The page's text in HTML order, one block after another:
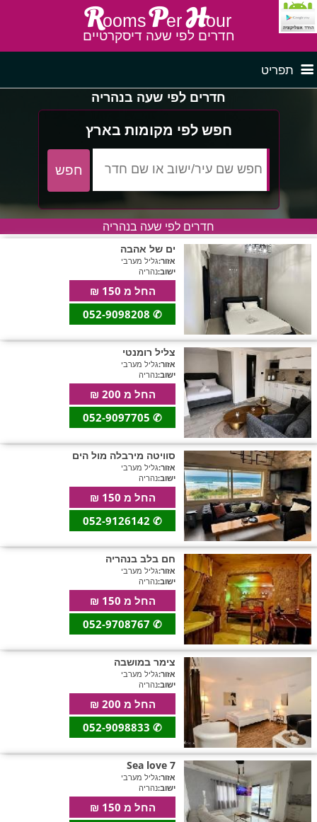
Rooms PerHour
חדרים לפי שעה דיסקרטיים
תפריט
לפי איזור
חדרים לפי שעה במישור החוף
חדרים לפי שעה בגליל מערבי
חדרים לפי שעה באזור ירושלים
חדרים לפי שעה באזור השפלה
חדרים לפי שעה בהשרון
חדרים לפי שעה בנגב
חדרים לפי שעה בגליל עליון
חדרים לפי שעה בחוף הכרמל
חדרים לפי שעה בחיפה קריות
חדרים לפי שעה בכנרת גליל תחתון עמקים
חדרים לפי שעה ברמת הגולן
פרסם באתר
חדרים באזור
חדרים לפי שעה במרכז
חדרים לפי שעה בדרום
חדרים לפי שעה בנהריה
חפש לפי מקומות בארץ
חדרים לפי שעה בנהריה
ים של אהבה
אזור:גליל מערבי
ישוב:נהריה
החל מ 150 ₪
✆
צליל רומנטי
אזור:גליל מערבי
ישוב:נהריה
החל מ 200 ₪
✆
סוויטה מירבלה מול הים
אזור:גליל מערבי
ישוב:נהריה
החל מ 150 ₪
✆
חם בלב בנהריה
אזור:גליל מערבי
ישוב:נהריה
החל מ 150 ₪
✆
צימר במושבה
אזור:גליל מערבי
ישוב:נהריה
החל מ 200 ₪
✆
Sea love 7
אזור:גליל מערבי
ישוב:נהריה
החל מ 150 ₪